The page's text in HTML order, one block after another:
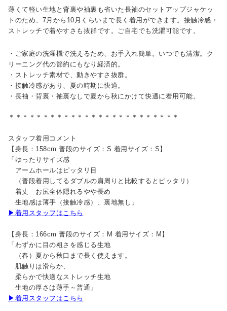
薄くて軽い生地と背裏や袖裏も省いた長袖のセットアップジャケッ
トのため、7月から10月くらいまで長く着用ができます。接触冷感・
ストレッチで着やすさも抜群です。ご自宅でも洗濯可能です。
・ご家庭の洗濯機で洗えるため、お手入れ簡単。いつでも清潔。ク
リーニング代の節約にもなり経済的。
・ストレッチ素材で、動きやすさ抜群。
・接触冷感があり、夏の時期に快適。
・長袖・背裏・袖裏なしで夏から秋にかけて快適に着用可能。
＊＊＊＊＊＊＊＊＊＊＊＊＊＊＊＊＊＊＊＊＊＊＊＊＊
スタッフ着用コメント
【身長：158cm 普段のサイズ：S 着用サイズ：S】
「ゆったりサイズ感
アームホールはピッタリ目
（普段着用してるダブルの肩周りと比較するとピッタリ）
着丈 お尻全体隠れるやや長め
生地感は薄手（接触冷感）、裏地無し」
▶着用スタッフはこちら
【身長：166cm 普段のサイズ：M 着用サイズ：M】
「わずかに目の粗さを感じる生地
（春）夏から秋口まで長く使えます。
肌触りは滑らか、
柔らかで快適なストレッチ生地
生地の厚さは薄手～普通」
▶着用スタッフはこちら